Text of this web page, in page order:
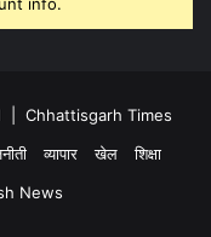
info.
| Chhattisgarh Times
व्यापार खेल
शिक्षा
News